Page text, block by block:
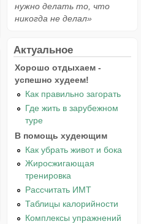
нужно делать то, что
никогда не делал»
Актуальное
Хорошо отдыхаем -
успешно худеем!
Как правильно загорать
Где жить в зарубежном
туре
В помощь худеющим
Как убрать живот и бока
Жиросжигающая
тренировка
Рассчитать ИМТ
Таблицы калорийности
Комплексы упражнений